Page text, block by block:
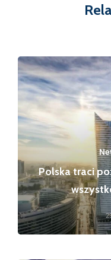
Polska traci